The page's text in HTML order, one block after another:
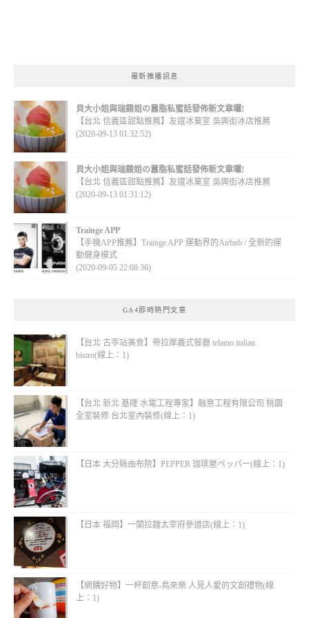
最新推播訊息
貝大小姐與瑞餚姐の囂脂私蜜話發佈新文章囉!
【台北 信義區甜點推薦】友誼冰菓室 吳興街冰店推薦
(2020-09-13 01:32:52)
貝大小姐與瑞餚姐の囂脂私蜜話發佈新文章囉!
【台北 信義區甜點推薦】友誼冰菓室 吳興街冰店推薦
(2020-09-13 01:31:12)
Trainge APP
【手機APP推薦】Trainge APP 運動界的Airbnb / 全新的運
動健身模式
(2020-09-05 22:08:36)
GA4即時熱門文章
【台北 古亭站美食】帝拉摩義式餐廳 telamo italian
bistro(線上：1)
【台北 新北 基隆 水電工程專家】融意工程有限公司 桃園
全室裝修 台北室內裝修(線上：1)
【日本 大分縣由布院】PEPPER 珈琲屋ペッパー(線上：1)
【日本 福岡】一蘭拉麵太宰府參道店(線上：1)
【網購好物】一杯創意-鳥來樂 人見人愛的文創禮物(線
上：1)